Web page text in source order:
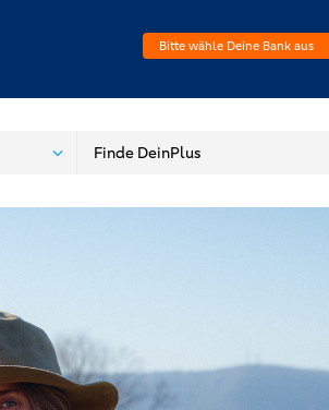
Bitte wähle Deine Bank aus